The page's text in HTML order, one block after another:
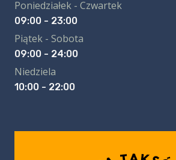
Poniedziałek - Czwartek
09:00 - 23:00
Piątek - Sobota
09:00 - 24:00
Niedziela
10:00 - 22:00